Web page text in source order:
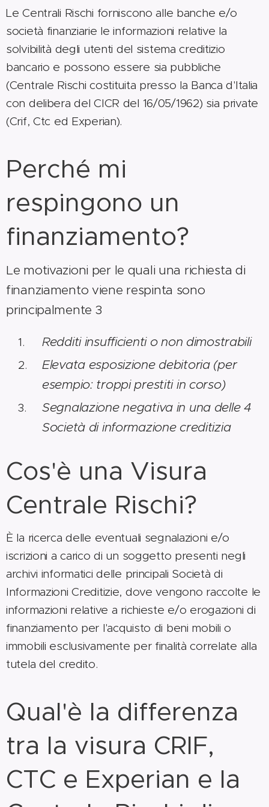
Le Centrali Rischi forniscono alle banche e/o
società finanziarie le informazioni relative la
solvibilità degli utenti del sistema creditizio
bancario e possono essere sia pubbliche
(Centrale Rischi costituita presso la Banca d'Italia
con delibera del CICR del 16/05/1962) sia private
(Crif, Ctc ed Experian).
Perché mi
respingono un
finanziamento?
Le motivazioni per le quali una richiesta di
finanziamento viene respinta sono
principalmente 3
Redditi insufficienti o non dimostrabili
Elevata esposizione debitoria (per
esempio: troppi prestiti in corso)
Segnalazione negativa in una delle 4
Società di informazione creditizia
Cos'è una Visura
Centrale Rischi?
È la ricerca delle eventuali segnalazioni e/o
iscrizioni a carico di un soggetto presenti negli
archivi informatici delle principali Società di
Informazioni Creditizie, dove vengono raccolte le
informazioni relative a richieste e/o erogazioni di
finanziamento per l'acquisto di beni mobili o
immobili esclusivamente per finalità correlate alla
tutela del credito.
Qual'è la differenza
tra la visura CRIF,
CTC e Experian e la